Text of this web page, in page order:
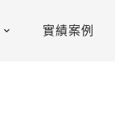
實績案例